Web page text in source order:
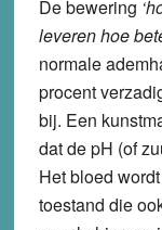
De bewering
leveren hoe
normale
procent
bij. Een
dat de pH (of
Het bloed
toestand die